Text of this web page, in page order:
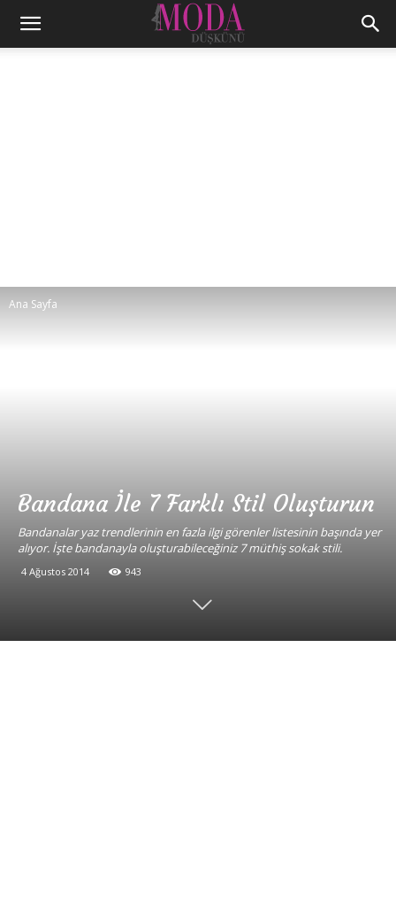
Ana Sayfa
Bandana İle 7 Farklı Stil Oluşturun
Bandanalar yaz trendlerinin en fazla ilgi görenler listesinin başında yer
alıyor. İşte bandanayla oluşturabileceğiniz 7 müthiş sokak stili.
4 Ağustos 2014 943